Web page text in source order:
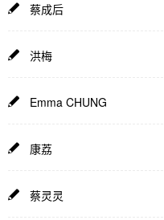
蔡成后
洪梅
Emma CHUNG
康荔
蔡灵灵